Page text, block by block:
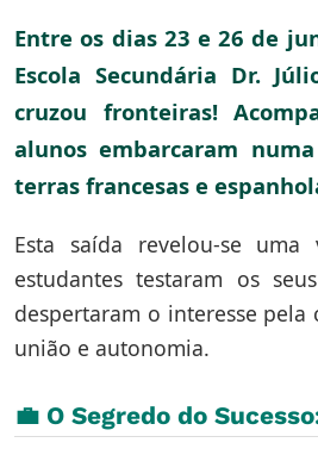
Entre os dias 23 e 26 de
Escola Secundária Dr.
cruzou fronteiras!
alunos embarcaram
terras francesas e
Esta saída revelou-se
estudantes testaram os
despertaram o interesse pela
união e autonomia.
💼 O Segredo do